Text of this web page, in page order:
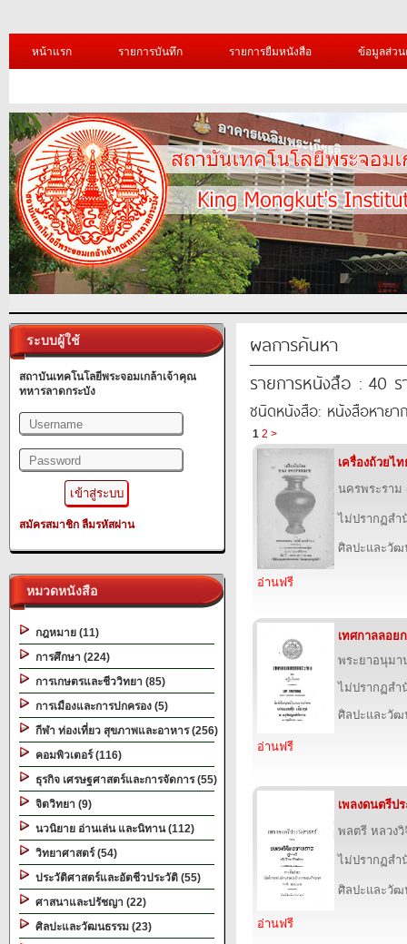
หน้าแรก รายการบันทึก รายการยืมหนังสือ ข้อมูลส่ว
ระบบผู้ใช้
สถาบันเทคโนโลยีพระจอมเกล้าเจ้าคุณ
ทหารลาดกระบัง
สมัครสมาชิก ลืมรหัสผ่าน
หมวดหนังสือ
กฎหมาย (11)
การศึกษา (224)
การเกษตรและชีววิทยา (85)
การเมืองและการปกครอง (5)
กีฬา ท่องเที่ยว สุขภาพและอาหาร (256)
คอมพิวเตอร์ (116)
ธุรกิจ เศรษฐศาสตร์และการจัดการ (55)
จิตวิทยา (9)
นวนิยาย อ่านเล่น และนิทาน (112)
วิทยาศาสตร์ (54)
ประวัติศาสตร์และอัตชีวประวัติ (55)
ศาสนาและปรัชญา (22)
ศิลปะและวัฒนธรรม (23)
ผลการค้นหา
รายการหนังสือ : 40 ร
ชนิดหนังสือ: หนังสือหายา
1 2 >
เครื่องถ้วยไ
นครพระราม
ไม่ปรากฏส
ศิลปะและวัฒ
อ่านฟรี
เทศกาลลอย
พระยาอนุมา
ไม่ปรากฏส
ศิลปะและวัฒ
อ่านฟรี
เพลงดนตรีป
พลตรี หลวง
ไม่ปรากฏส
ศิลปะและวัฒ
อ่านฟรี